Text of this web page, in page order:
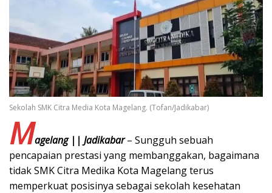
Sekolah SMK Citra Media Kota Magelang. (Tofan/Jadikabar)
Magelang || Jadikabar – Sungguh sebuah
pencapaian prestasi yang membanggakan, bagaimana
tidak SMK Citra Medika Kota Magelang terus
memperkuat posisinya sebagai sekolah kesehatan